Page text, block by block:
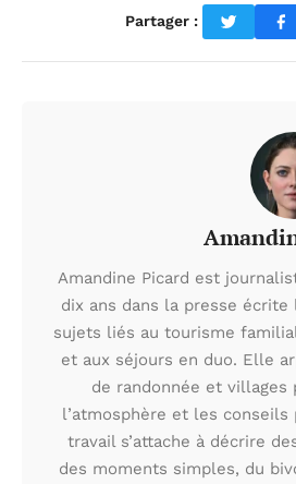
Partager :
Amandine Picard est
dix ans dans la presse écrite
sujets liés au tourisme
et aux séjours en duo. Elle
de randonnée et
l’atmosphère et les
travail s’attache à décrire
des moments simples, du